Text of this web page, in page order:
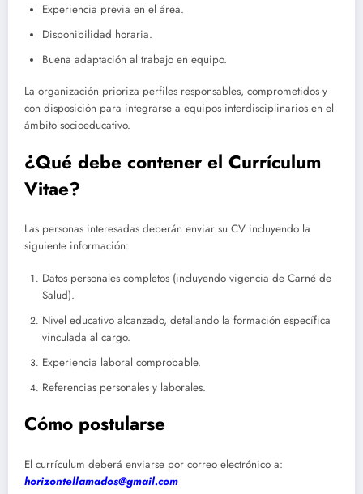
Experiencia previa en el área.
Disponibilidad horaria.
Buena adaptación al trabajo en equipo.
La organización prioriza perfiles responsables, comprometidos y
con disposición para integrarse a equipos interdisciplinarios en el
ámbito socioeducativo.
¿Qué debe contener el Currículum
Vitae?
Las personas interesadas deberán enviar su CV incluyendo la
siguiente información:
Datos personales completos (incluyendo vigencia de Carné de
Salud).
Nivel educativo alcanzado, detallando la formación específica
vinculada al cargo.
Experiencia laboral comprobable.
Referencias personales y laborales.
Cómo postularse
El currículum deberá enviarse por correo electrónico a:
horizontellamados@gmail.com